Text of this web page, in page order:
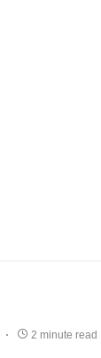
2 minute read